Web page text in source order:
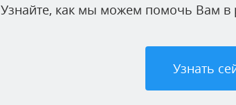
Узнайте, как мы можем помочь Вам в
Узнать